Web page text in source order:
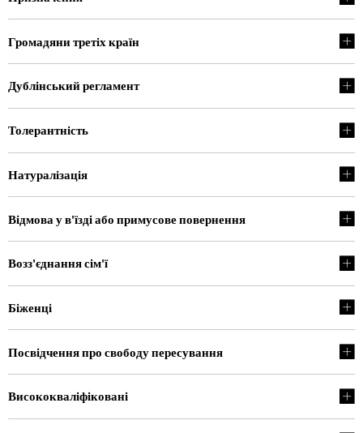
Громадяни третіх країн
Дублінський регламент
Толерантність
Натуралізація
Відмова у в'їзді або примусове повернення
Возз'єднання сім'ї
Біженці
Посвідчення про свободу пересування
Висококваліфіковані